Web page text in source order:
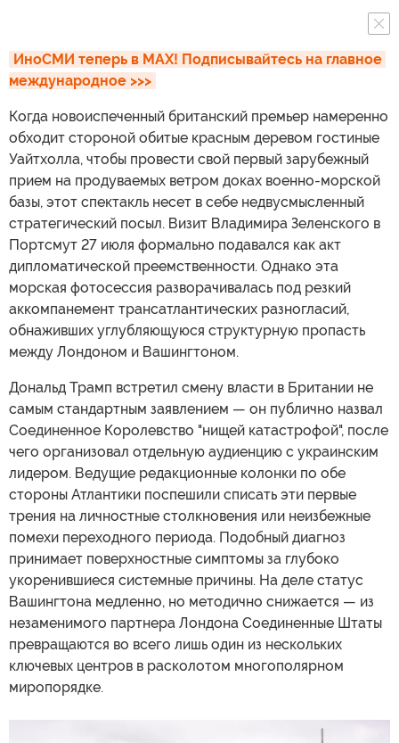
ИноСМИ теперь в MAX! Подписывайтесь на главное
международное >>>
Когда новоиспеченный британский премьер намеренно
обходит стороной обитые красным деревом гостиные
Уайтхолла, чтобы провести свой первый зарубежный
прием на продуваемых ветром доках военно-морской
базы, этот спектакль несет в себе недвусмысленный
стратегический посыл. Визит Владимира Зеленского в
Портсмут 27 июля формально подавался как акт
дипломатической преемственности. Однако эта
морская фотосессия разворачивалась под резкий
аккомпанемент трансатлантических разногласий,
обнаживших углубляющуюся структурную пропасть
между Лондоном и Вашингтоном.
Дональд Трамп встретил смену власти в Британии не
самым стандартным заявлением — он публично назвал
Соединенное Королевство "нищей катастрофой", после
чего организовал отдельную аудиенцию с украинским
лидером. Ведущие редакционные колонки по обе
стороны Атлантики поспешили списать эти первые
трения на личностные столкновения или неизбежные
помехи переходного периода. Подобный диагноз
принимает поверхностные симптомы за глубоко
укоренившиеся системные причины. На деле статус
Вашингтона медленно, но методично снижается — из
незаменимого партнера Лондона Соединенные Штаты
превращаются во всего лишь один из нескольких
ключевых центров в расколотом многополярном
миропорядке.